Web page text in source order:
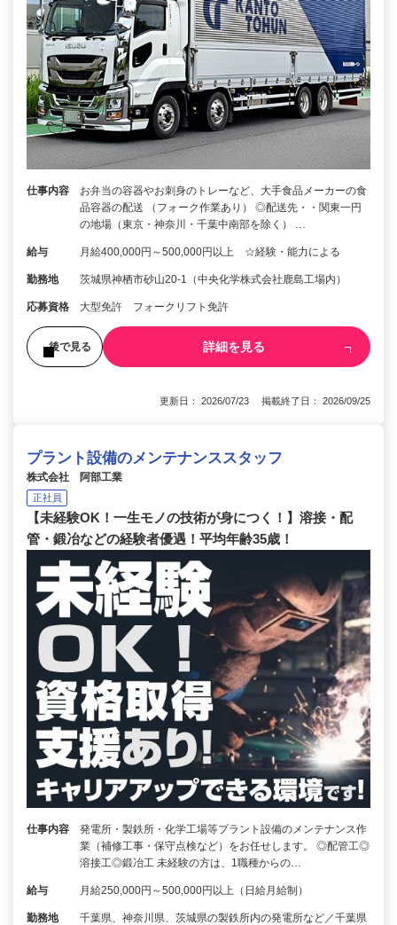
仕事内容
お弁当の容器やお刺身のトレーなど、大手食品メーカーの食
品容器の配送 （フォーク作業あり） ◎配送先・・関東一円
の地場（東京・神奈川・千葉中南部を除く） …
給与 月給400,000円～500,000円以上 ☆経験・能力による
勤務地 茨城県神栖市砂山20-1（中央化学株式会社鹿島工場内）
応募資格 大型免許 フォークリフト免許
後で見る 詳細を見る
更新日： 2026/07/23 掲載終了日： 2026/09/25
プラント設備のメンテナンススタッフ
株式会社 阿部工業
正社員
【未経験OK！一生モノの技術が身につく！】溶接・配
管・鍛冶などの経験者優遇！平均年齢35歳！
仕事内容
発電所・製鉄所・化学工場等プラント設備のメンテナンス作
業（補修工事・保守点検など）をお任せします。 ◎配管工◎
溶接工◎鍛冶工 未経験の方は、1職種からの…
給与 月給250,000円～500,000円以上（日給月給制）
勤務地 千葉県、神奈川県、茨城県の製鉄所内の発電所など／千葉県